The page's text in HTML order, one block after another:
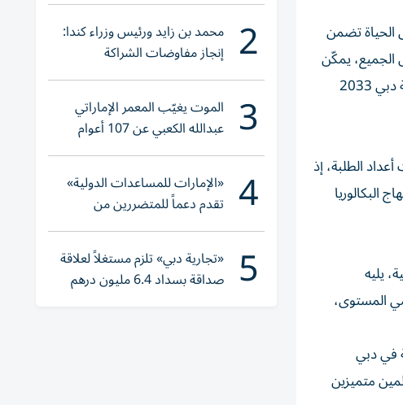
مدى الحياة تضمن
الجميع، يمكّن
المتعلمين من اكتساب المهارات الضرورية ضمن نظام تعليمي يستشرف المستقبل، ويعزز الابتكار، ويلبّي مستهدفات خطة دبي 2033
حيث أعداد الطلبة، إذ
الهندي بنسبة 26%، ثم المنهاج الأمريكي بنسبة 14%، ومنهاج البكالوريا
يليه
تعليم عالمي المستوى،
في دبي
معلمين متميزين
2 محمد بن زايد ورئيس وزراء كندا:
إنجاز مفاوضات الشراكة
الاقتصادية في وقت قياسي
3 الموت يغيّب المعمر الإماراتي
عبدالله الكعبي عن 107 أعوام
(فيديو)
4 «الإمارات للمساعدات الدولية»
تقدم دعماً للمتضررين من
الفيضانات في بنغلاديش
5 «تجارية دبي» تلزم مستغلاً لعلاقة
صداقة بسداد 6.4 مليون درهم